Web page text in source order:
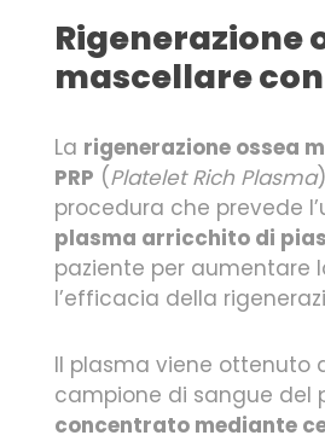
Rigenerazione
mascellare
La rigenerazione ossea
PRP (Platelet Rich Plasma
procedura che prevede
plasma arricchito di
paziente per aumentare
l’efficacia della
Il plasma viene ottenuto
campione di sangue del
concentrato mediante